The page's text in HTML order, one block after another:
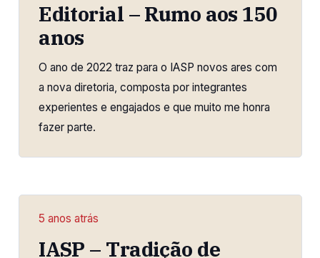
Editorial – Rumo aos 150
anos
O ano de 2022 traz para o IASP novos ares com
a nova diretoria, composta por integrantes
experientes e engajados e que muito me honra
fazer parte.
5 anos atrás
IASP – Tradição de